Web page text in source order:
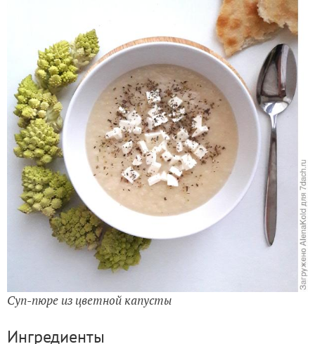
Суп-пюре из цветной капусты
Ингредиенты